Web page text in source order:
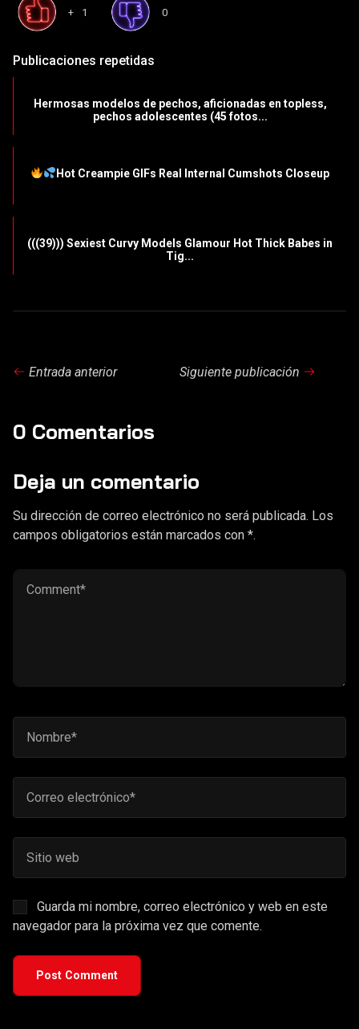
+1 0
Publicaciones repetidas
Hermosas modelos de pechos, aficionadas en topless,
pechos adolescentes (45 fotos...
Hot Creampie GIFs Real Internal Cumshots Closeup
(((39))) Sexiest Curvy Models Glamour Hot Thick Babes in
Tig...
Entrada anterior Siguiente publicación
0 Comentarios
Deja un comentario
Su dirección de correo electrónico no será publicada. Los
campos obligatorios están marcados con *.
Guarda mi nombre, correo electrónico y web en este
navegador para la próxima vez que comente.
Post Comment